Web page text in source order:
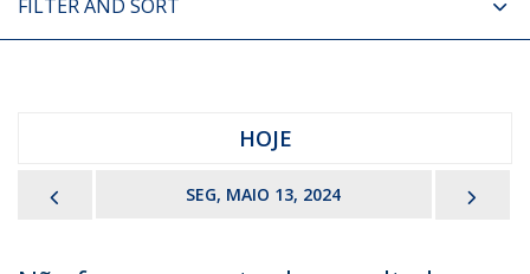
FILTER AND SORT
HOJE
SEG, MAIO 13, 2024